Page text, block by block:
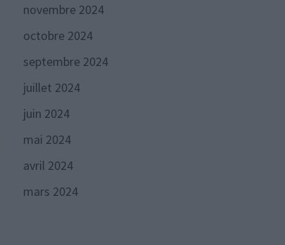
novembre 2024
octobre 2024
septembre 2024
juillet 2024
juin 2024
mai 2024
avril 2024
mars 2024